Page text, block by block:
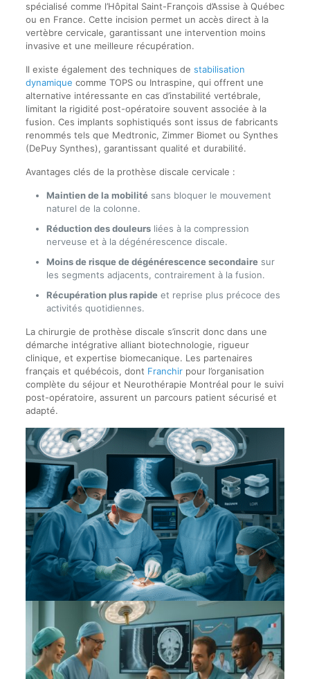
spécialisé comme l’Hôpital Saint-François d’Assise à Québec
ou en France. Cette incision permet un accès direct à la
vertèbre cervicale, garantissant une intervention moins
invasive et une meilleure récupération.
Il existe également des techniques de stabilisation
dynamique comme TOPS ou Intraspine, qui offrent une
alternative intéressante en cas d’instabilité vertébrale,
limitant la rigidité post-opératoire souvent associée à la
fusion. Ces implants sophistiqués sont issus de fabricants
renommés tels que Medtronic, Zimmer Biomet ou Synthes
(DePuy Synthes), garantissant qualité et durabilité.
Avantages clés de la prothèse discale cervicale :
Maintien de la mobilitésans bloquer le mouvement
naturel de la colonne.
Réduction des douleursliées à la compression
nerveuse et à la dégénérescence discale.
Moins de risque de dégénérescence secondairesur
les segments adjacents, contrairement à la fusion.
Récupération plus rapideet reprise plus précoce des
activités quotidiennes.
La chirurgie de prothèse discale s’inscrit donc dans une
démarche intégrative alliant biotechnologie, rigueur
clinique, et expertise biomecanique. Les partenaires
français et québécois, dont Franchirpour l’organisation
complète du séjour et Neurothérapie Montréal pour le suivi
post-opératoire, assurent un parcours patient sécurisé et
adapté.